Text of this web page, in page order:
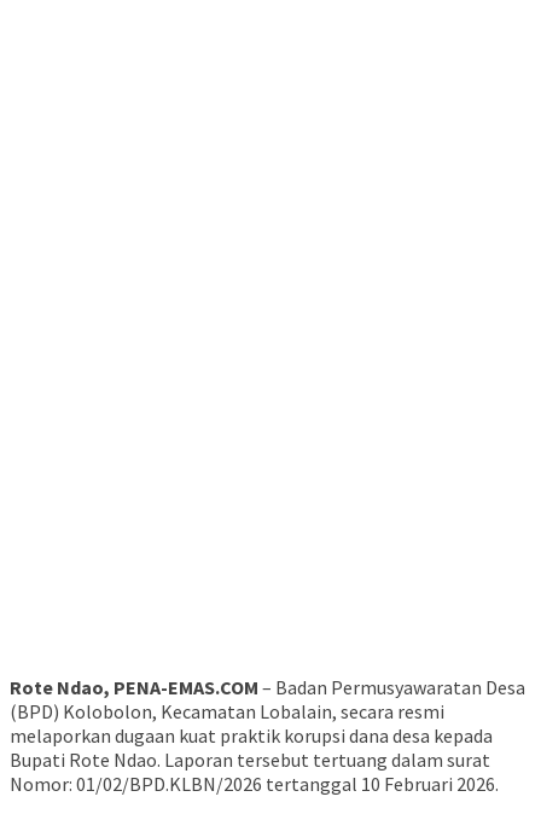
Rote Ndao, PENA-EMAS.COM – Badan Permusyawaratan Desa
(BPD) Kolobolon, Kecamatan Lobalain, secara resmi
melaporkan dugaan kuat praktik korupsi dana desa kepada
Bupati Rote Ndao. Laporan tersebut tertuang dalam surat
Nomor: 01/02/BPD.KLBN/2026 tertanggal 10 Februari 2026.